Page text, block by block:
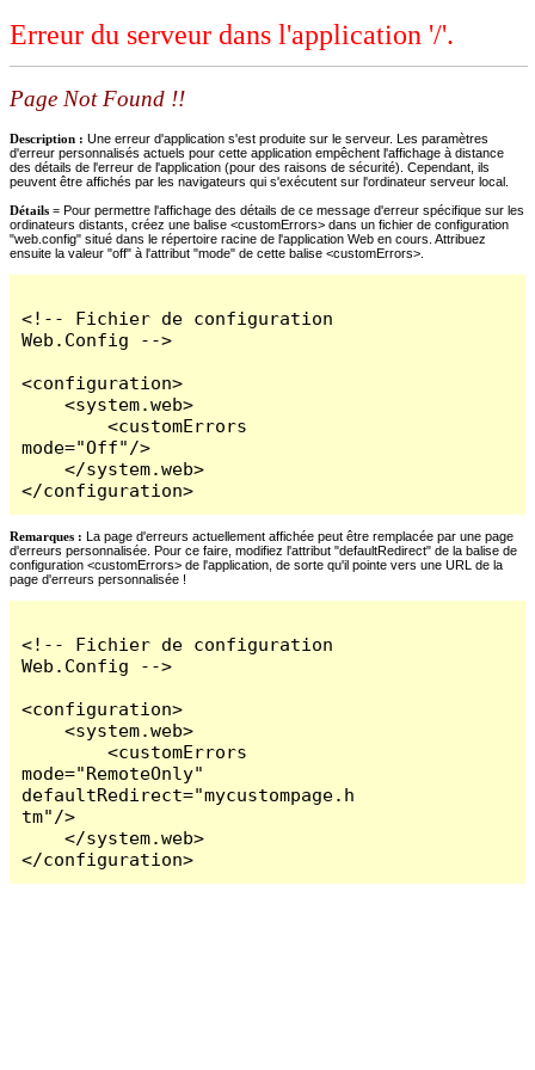
Erreur du serveur dans l'application '/'.
Page Not Found !!
Description : Une erreur d'application s'est produite sur le serveur. Les paramètres
d'erreur personnalisés actuels pour cette application empêchent l'affichage à distance
des détails de l'erreur de l'application (pour des raisons de sécurité). Cependant, ils
peuvent être affichés par les navigateurs qui s'exécutent sur l'ordinateur serveur local.
Détails = Pour permettre l'affichage des détails de ce message d'erreur spécifique sur les
ordinateurs distants, créez une balise <customErrors> dans un fichier de configuration
"web.config" situé dans le répertoire racine de l'application Web en cours. Attribuez
ensuite la valeur "off" à l'attribut "mode" de cette balise <customErrors>.
<!-- Fichier de configuration
Web.Config -->
<configuration>
    <system.web>
        <customErrors
mode="Off"/>
    </system.web>
</configuration>
Remarques : La page d'erreurs actuellement affichée peut être remplacée par une page
d'erreurs personnalisée. Pour ce faire, modifiez l'attribut "defaultRedirect" de la balise de
configuration <customErrors> de l'application, de sorte qu'il pointe vers une URL de la
page d'erreurs personnalisée !
<!-- Fichier de configuration
Web.Config -->
<configuration>
    <system.web>
        <customErrors
mode="RemoteOnly"
defaultRedirect="mycustompage.h
tm"/>
    </system.web>
</configuration>